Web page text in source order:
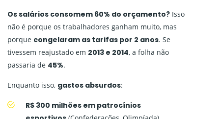
Os salários consomem 60% do orçamento? Isso
não é porque os trabalhadores ganham muito, mas
porque congelaram as tarifas por 2 anos. Se
tivessem reajustado em 2013 e 2014, a folha não
passaria de 45%.
Enquanto isso, gastos absurdos:
R$ 300 milhões em patrocínios